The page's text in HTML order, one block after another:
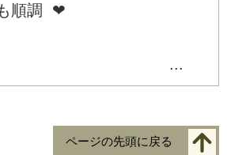
順調 ❤
...
ページの先頭に戻る